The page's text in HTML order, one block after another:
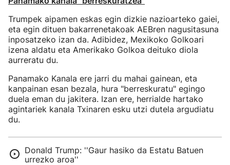
Trumpek aipamen eskas egin dizkie nazioarteko gaiei,
eta egin dituen bakarrenetakoak AEBren nagusitasuna
inposatzeko izan da. Adibidez, Mexikoko Golkoari
izena aldatu eta Amerikako Golkoa deituko diola
aurreratu du.
Panamako Kanala ere jarri du mahai gainean, eta
kanpainan esan bezala, hura "berreskuratu" egingo
duela eman du jakitera. Izan ere, herrialde hartako
agintariek kanala Txinaren esku utzi dutela argudiatu
du.
Donald Trump: ''Gaur hasiko da Estatu Batuen
urrezko aroa''